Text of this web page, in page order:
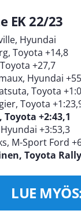
EK 22/23
Hyundai
Toyota +14,8
+27,7
Hyundai
Toyota
Toyota
+2:43,1
+3:53,3
M-Sport Ford
Toyota
LUE